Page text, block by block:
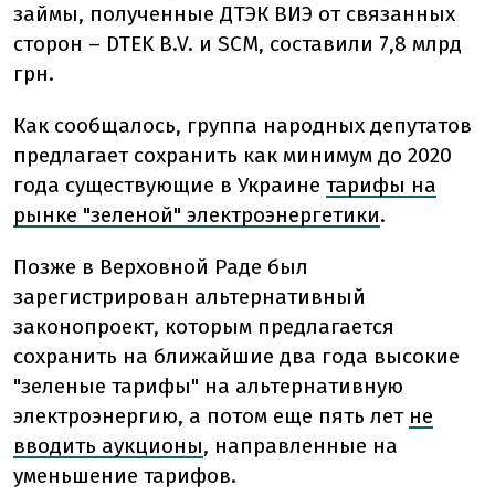
займы, полученные ДТЭК ВИЭ от связанных
сторон – DTEK B.V. и SCM, составили 7,8 млрд
грн.
Как сообщалось, группа народных депутатов
предлагает сохранить как минимум до 2020
года существующие в Украине тарифы на
рынке "зеленой" электроэнергетики.
Позже в Верховной Раде был
зарегистрирован альтернативный
законопроект, которым предлагается
сохранить на ближайшие два года высокие
"зеленые тарифы" на альтернативную
электроэнергию, а потом еще пять лет не
вводить аукционы, направленные на
уменьшение тарифов.